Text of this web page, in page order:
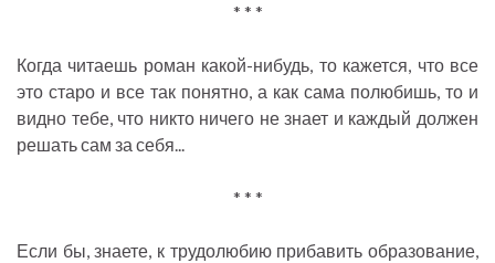
* * *
Когда читаешь роман какой-нибудь, то кажется, что все
это старо и все так понятно, а как сама полюбишь, то и
видно тебе, что никто ничего не знает и каждый должен
решать сам за себя...
* * *
Если бы, знаете, к трудолюбию прибавить образование,